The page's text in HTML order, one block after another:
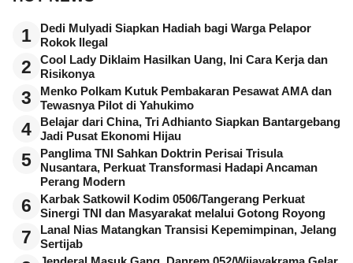
1
Dedi Mulyadi Siapkan Hadiah bagi Warga Pelapor
Rokok Ilegal
2
Cool Lady Diklaim Hasilkan Uang, Ini Cara Kerja dan
Risikonya
3
Menko Polkam Kutuk Pembakaran Pesawat AMA dan
Tewasnya Pilot di Yahukimo
4
Belajar dari China, Tri Adhianto Siapkan Bantargebang
Jadi Pusat Ekonomi Hijau
5
Panglima TNI Sahkan Doktrin Perisai Trisula
Nusantara, Perkuat Transformasi Hadapi Ancaman
Perang Modern
6
Karbak Satkowil Kodim 0506/Tangerang Perkuat
Sinergi TNI dan Masyarakat melalui Gotong Royong
7
Lanal Nias Matangkan Transisi Kepemimpinan, Jelang
Sertijab